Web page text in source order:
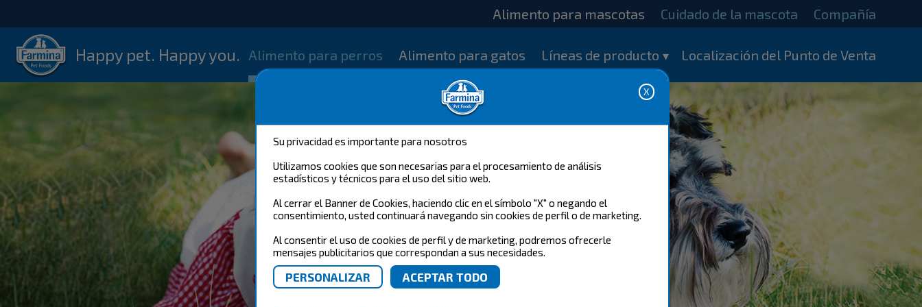
Su privacidad es importante para nosotros
Utilizamos cookies que son necesarias para el procesamiento de análisis
estadísticos y técnicos para el uso del sitio web.
Al cerrar el Banner de Cookies, haciendo clic en el símbolo "X" o negando el
consentimiento, usted continuará navegando sin cookies de perfil o de marketing.
Al consentir el uso de cookies de perfil y de marketing, podremos ofrecerle
mensajes publicitarios que correspondan a sus necesidades.
Alimento para mascotas Cuidado de la mascota Compañía
Happy pet. Happy you. Alimento para perros Alimento para gatos Líneas de producto Localización del Punto de Venta